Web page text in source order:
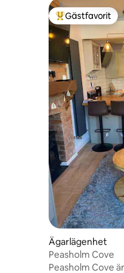
Populär
Gästfavorit
Ägarlägenhet
Peasholm Cove
Peasholm Cove